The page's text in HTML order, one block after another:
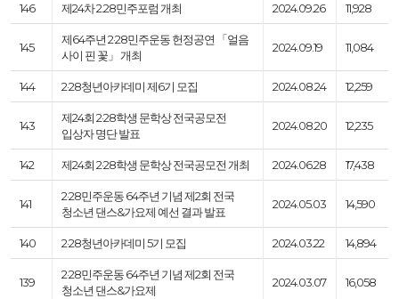
146 제24차 2.28민주포럼 개최 2024.09.26 11,928
145
제64주년 2·28민주운동 헌정공연 「얼음
사이 핀 꽃」 개최
2024.09.19 11,084
144 2·28청년아카데미 제6기 모집 2024.08.24 12,259
143
제24회 2·28학생 문학상 전국공모전
입상자 명단 발표
2024.08.20 12,235
142 제24회 2·28학생 문학상 전국공모전 개최 2024.06.28 17,438
141
2·28민주운동 64주년 기념 제2회 전국
청소년 댄스&가요제 예선 결과 발표
2024.05.03 14,590
140 2·28청년아카데미 5기 모집 2024.03.22 14,894
139
2·28민주운동 64주년 기념 제2회 전국
청소년 댄스&가요제
2024.03.07 16,058